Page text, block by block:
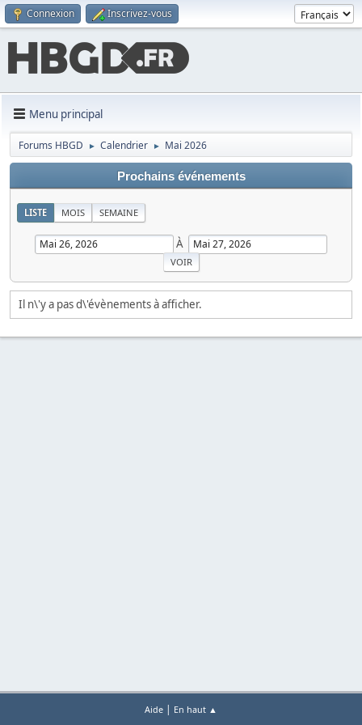
Connexion Inscrivez-vous
Menu principal
Forums HBGD ► Calendrier ► Mai 2026
Prochains événements
LISTE MOIS SEMAINE
À
Il n\'y a pas d\'évènements à afficher.
Aide | En haut ▲